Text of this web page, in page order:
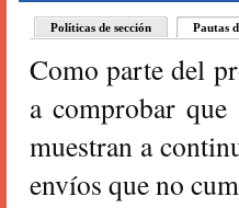
Políticas de sección Pautas
Como parte del
a comprobar
muestran a
envíos que no